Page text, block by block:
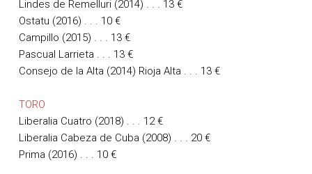
A
N
Y
Lindes de Remelluri (2014) . . . 13 €
Ostatu (2016) . . . 10 €
Campillo (2015) . . . 13 €
Pascual Larrieta . . . 13 €
Consejo de la Alta (2014) Rioja Alta . . . 13 €
TORO
Liberalia Cuatro (2018) . . . 12 €
Liberalia Cabeza de Cuba (2008) . . . 20 €
Prima (2016) . . . 10 €